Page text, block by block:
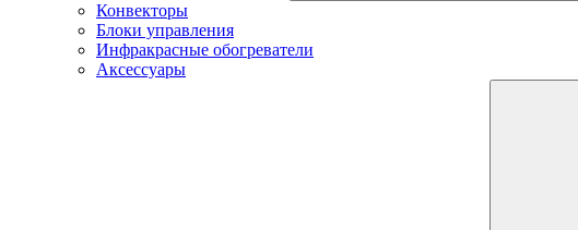
Конвекторы
Блоки управления
Инфракрасные обогреватели
Аксессуары